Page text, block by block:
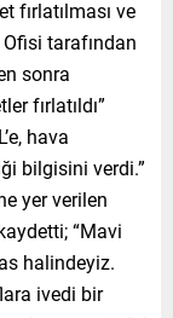
fırlatılması ve
Ofisi tarafından
sonra
fırlatıldı”
hava
bilgisini verdi.”
yer verilen
“Mavi
halindeyiz.
ivedi bir